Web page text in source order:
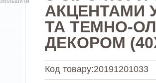
АКЦЕНТАМИ
ТА ТЕМНО-
ДЕКОРОМ
Код товару:20191201033